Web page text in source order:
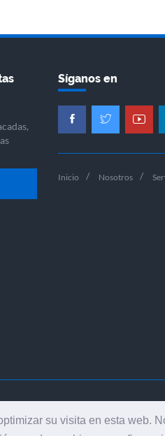
su visita en esta web.
Síganos en
Inicio Nosotros
|POLÍTICA DE PRIVACIDAD